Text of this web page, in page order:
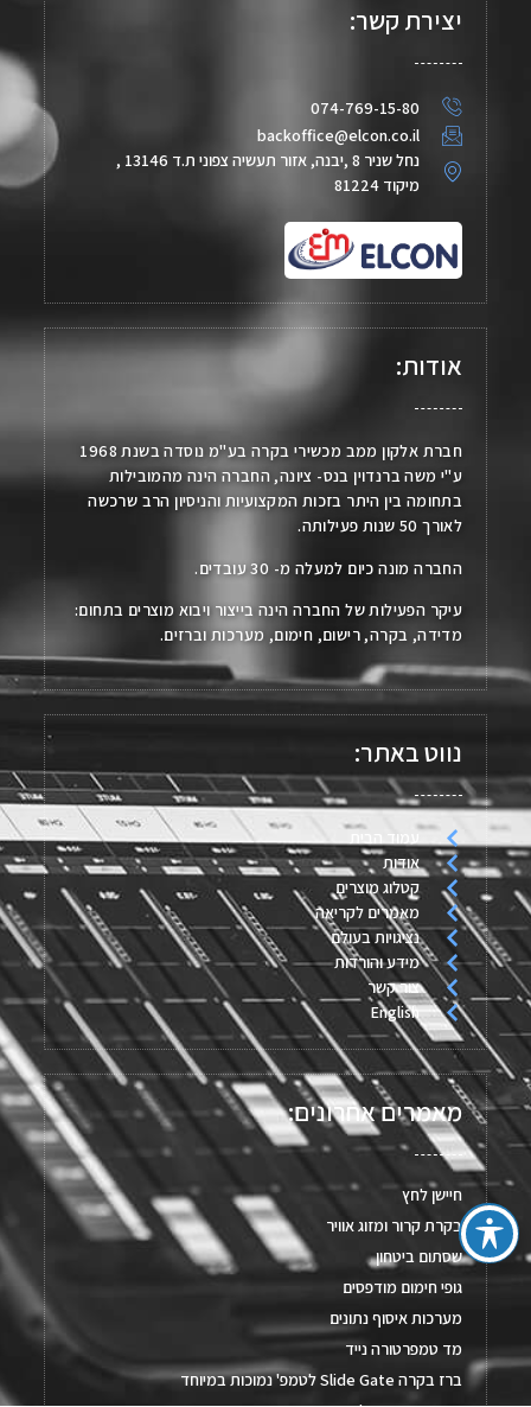
יצירת קשר:
074-769-15-80
backoffice@elcon.co.il
נחל שניר 8 ,יבנה, אזור תעשיה צפוני ת.ד 13146 ,
מיקוד 81224
אודות:
חברת אלקון ממב מכשירי בקרה בע"מ נוסדה בשנת 1968
ע"י משה ברנדוין בנס- ציונה, החברה הינה מהמובילות
בתחומה בין היתר בזכות המקצועיות והניסיון הרב שרכשה
לאורך 50 שנות פעילותה.
החברה מונה כיום למעלה מ- 30 עובדים.
עיקר הפעילות של החברה הינה בייצור ויבוא מוצרים בתחום:
מדידה, בקרה, רישום, חימום, מערכות וברזים.
נווט באתר:
עמוד הבית
אודות
קטלוג מוצרים
מאמרים לקריאה
נציגויות בעולם
מידע והורדות
צור קשר
English
מאמרים אחרונים:
חיישן לחץ
בקרת קרור ומזוג אוויר
שסתום ביטחון
גופי חימום מודפסים
מערכות איסוף נתונים
מד טמפרטורה נייד
ברז בקרה Slide Gate לטמפ' נמוכות במיוחד